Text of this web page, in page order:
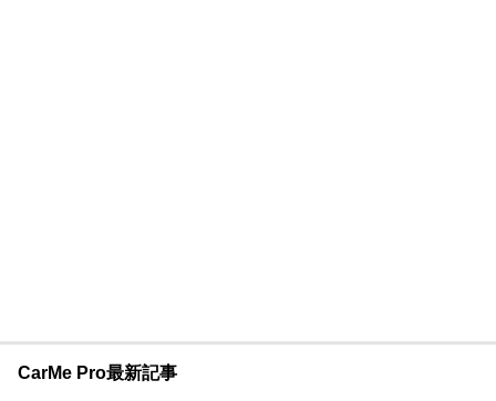
CarMe Pro最新記事